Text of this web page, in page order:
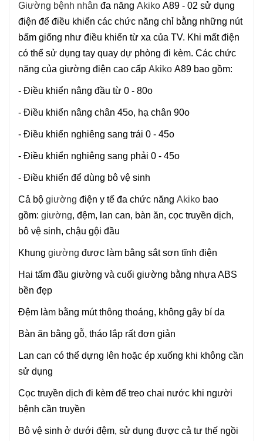
Giường bệnh nhân đa năng Akiko A89 - 02 sử dụng
điện để điều khiển các chức năng chỉ bằng những nút
bấm giống như điều khiển từ xa của TV. Khi mất điện
có thể sử dụng tay quay dự phòng đi kèm. Các chức
năng của giường điện cao cấp Akiko A89 bao gồm:
- Điều khiển nâng đầu từ 0 - 80o
- Điều khiển nâng chân 45o, hạ chân 90o
- Điều khiển nghiêng sang trái 0 - 45o
- Điều khiển nghiêng sang phải 0 - 45o
- Điều khiển để dùng bô vệ sinh
Cả bộ giường điện y tế đa chức năng Akiko bao
gồm: giường, đệm, lan can, bàn ăn, cọc truyền dịch,
bô vệ sinh, chậu gội đầu
Khung giường được làm bằng sắt sơn tĩnh điện
Hai tấm đầu giường và cuối giường bằng nhựa ABS
bền đẹp
Đệm làm bằng mút thông thoáng, không gây bí da
Bàn ăn bằng gỗ, tháo lắp rất đơn giản
Lan can có thể dựng lên hoặc ép xuống khi không cần
sử dụng
Cọc truyền dịch đi kèm để treo chai nước khi người
bệnh cần truyền
Bô vệ sinh ở dưới đệm, sử dụng được cả tư thế ngồi